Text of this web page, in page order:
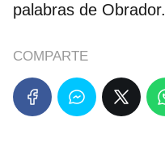
palabras de Obrador.
COMPARTE